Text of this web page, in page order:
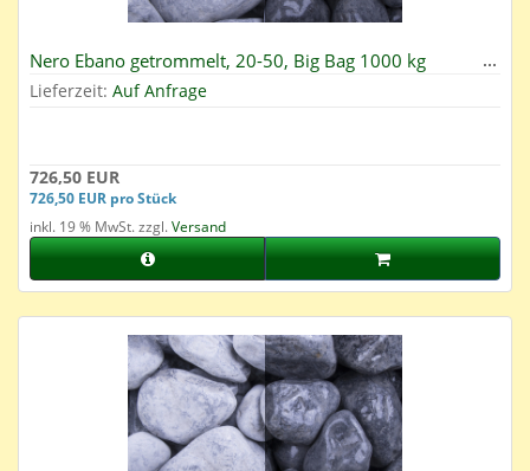
Nero Ebano getrommelt, 20-50, Big Bag 1000 kg
Lieferzeit: Auf Anfrage
726,50 EUR
726,50 EUR pro Stück
inkl. 19 % MwSt. zzgl.Versand